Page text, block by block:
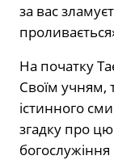
за вас
На початку
Своїм учням,
істинного
згадку про